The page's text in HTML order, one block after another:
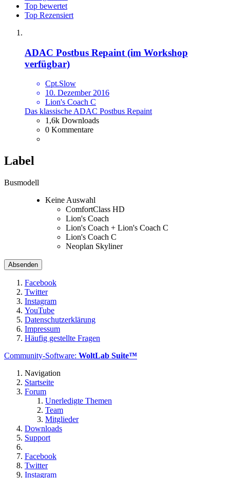
Top bewertet
Top Rezensiert
ADAC Postbus Repaint (im Workshop
verfügbar)
Cpt.Slow
10. Dezember 2016
Lion's Coach C
Das klassische ADAC Postbus Repaint
1,6k Downloads
0 Kommentare
Label
Busmodell
Keine Auswahl
ComfortClass HD
Lion's Coach
Lion's Coach + Lion's Coach C
Lion's Coach C
Neoplan Skyliner
Facebook
Twitter
Instagram
YouTube
Datenschutzerklärung
Impressum
Häufig gestellte Fragen
Community-Software: WoltLab Suite™
Navigation
Startseite
Forum
Unerledigte Themen
Team
Mitglieder
Downloads
Support
Facebook
Twitter
Instagram